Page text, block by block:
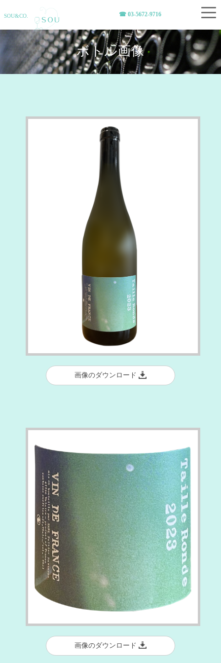
SOU&CO. ☎︎ 03-5672-9716
ボトル画像
画像のダウンロード
画像のダウンロード